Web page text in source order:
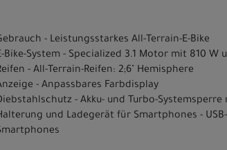
- Leistungsstarkes All-Terrain-E-Bike
Bike-System - Specialized 3.1 Motor mit 810 W
- All-Terrain-Reifen: 2;6" Hemisphere
- Anpassbares Farbdisplay
- Akku- und Turbo-
und Ladegerät für Smartphones -